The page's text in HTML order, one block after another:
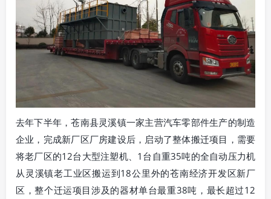
去年下半年，苍南县灵溪镇一家主营汽车零部件生产的制造
企业，完成新厂区厂房建设后，启动了整体搬迁项目，需要
将老厂区的12台大型注塑机、1台自重35吨的全自动压力机
从灵溪镇老工业区搬运到18公里外的苍南经济开发区新厂
区，整个迁运项目涉及的器材单台最重38吨，最长超过12